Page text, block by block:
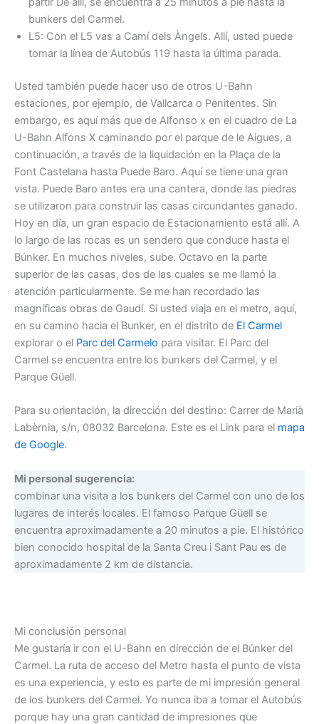
bunkers del Carmel.
L5: Con el L5 vas a Camí dels Àngels. Allí, usted puede
tomar la línea de Autobús 119 hasta la última parada.
Usted también puede hacer uso de otros U-Bahn
estaciones, por ejemplo, de Vallcarca o Penitentes. Sin
embargo, es aquí más que de Alfonso x en el cuadro de La
U-Bahn Alfons X caminando por el parque de le Aigues, a
continuación, a través de la liquidación en la Plaça de la
Font Castelana hasta Puede Baro. Aquí se tiene una gran
vista. Puede Baro antes era una cantera, donde las piedras
se utilizaron para construir las casas circundantes ganado.
Hoy en día, un gran espacio de Estacionamiento está allí. A
lo largo de las rocas es un sendero que conduce hasta el
Búnker. En muchos niveles, sube. Octavo en la parte
superior de las casas, dos de las cuales se me llamó la
atención particularmente. Se me han recordado las
magníficas obras de Gaudí. Si usted viaja en el metro, aquí,
en su camino hacia el Bunker, en el distrito de El Carmel
explorar o el Parc del Carmelo para visitar. El Parc del
Carmel se encuentra entre los bunkers del Carmel, y el
Parque Güell.
Para su orientación, la dirección del destino: Carrer de Marià
Labèrnia, s/n, 08032 Barcelona. Este es el Link para el mapa
de Google.
Mi personal sugerencia:
combinar una visita a los bunkers del Carmel con uno de los
lugares de interés locales. El famoso Parque Güell se
encuentra aproximadamente a 20 minutos a pie. El histórico
bien conocido hospital de la Santa Creu i Sant Pau es de
aproximadamente 2 km de distancia.
Mi conclusión personal
Me gustaría ir con el U-Bahn en dirección de el Búnker del
Carmel. La ruta de acceso del Metro hasta el punto de vista
es una experiencia, y esto es parte de mi impresión general
de los bunkers del Carmel. Yo nunca iba a tomar el Autobús
porque hay una gran cantidad de impresiones que